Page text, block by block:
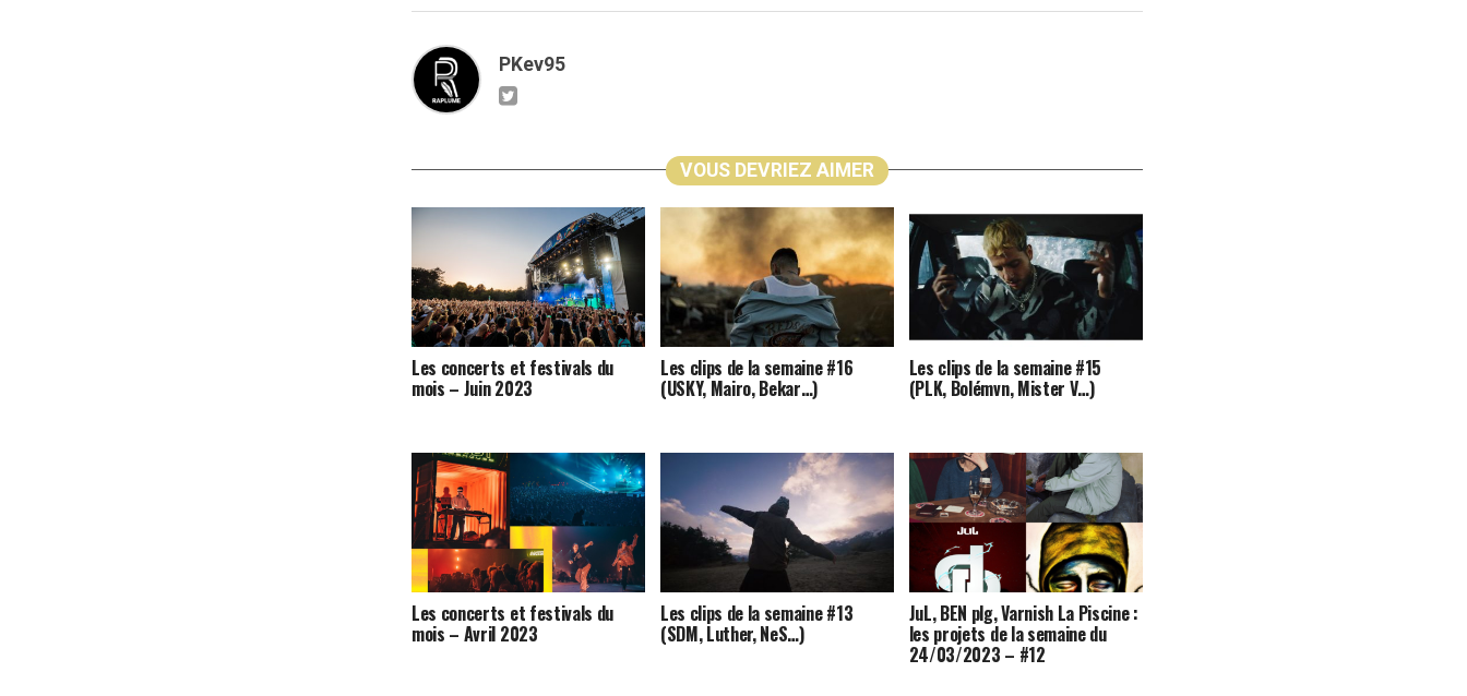
PKev95
VOUS DEVRIEZ AIMER
Les concerts et festivals du
mois – Juin 2023
Les clips de la semaine #16
(USKY, Mairo, Bekar…)
Les clips de la semaine #15
(PLK, Bolémvn, Mister V…)
Les concerts et festivals du
mois – Avril 2023
Les clips de la semaine #13
(SDM, Luther, NeS…)
JuL, BEN plg, Varnish La Piscine :
les projets de la semaine du
24/03/2023 – #12